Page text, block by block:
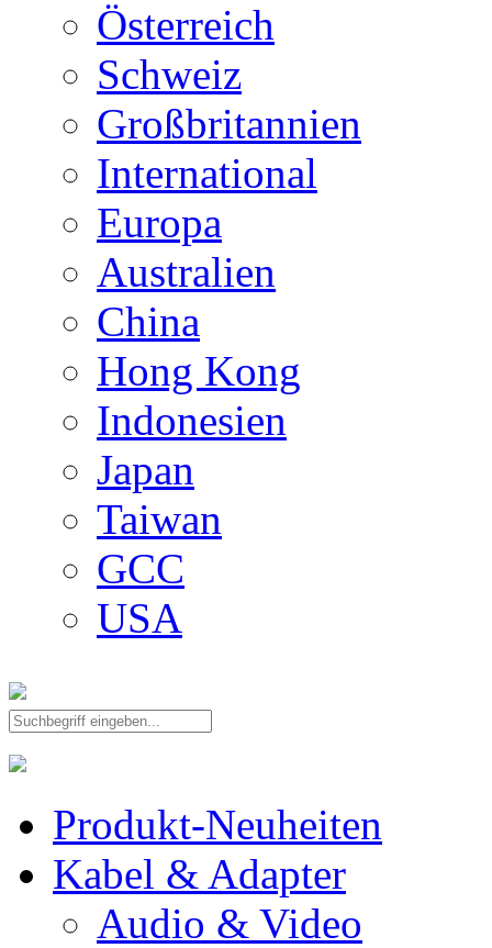
Österreich
Schweiz
Großbritannien
International
Europa
Australien
China
Hong Kong
Indonesien
Japan
Taiwan
GCC
USA
Produkt-Neuheiten
Kabel & Adapter
Audio & Video